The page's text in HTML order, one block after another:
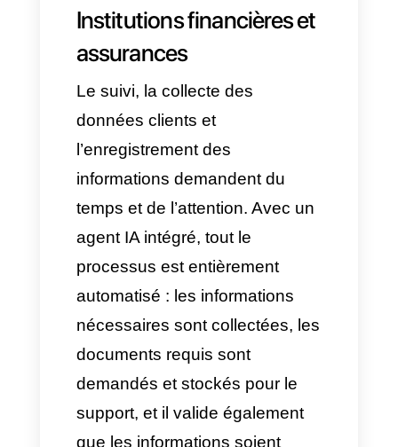
substitut au talent humain,
elle aide à renforcer ses
performances. L’agent
prend en charge 70% de la
charge opérationnelle
(qualification des leads,
collecte de données
pertinentes, réponses aux
questions). Ainsi, l’équipe
commerciale est libérée des